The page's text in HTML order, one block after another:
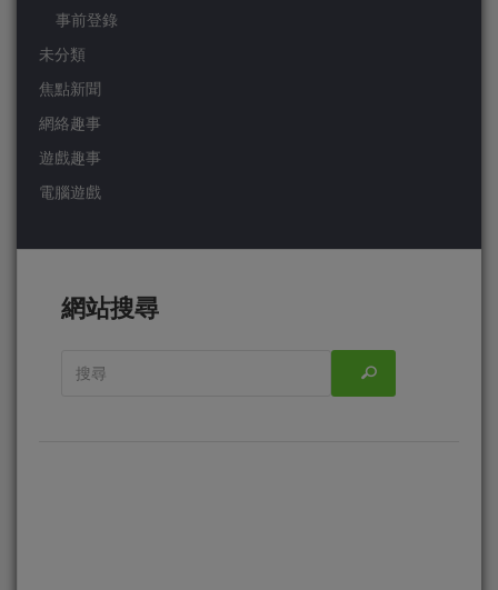
事前登錄
未分類
焦點新聞
網絡趣事
遊戲趣事
電腦遊戲
網站搜尋